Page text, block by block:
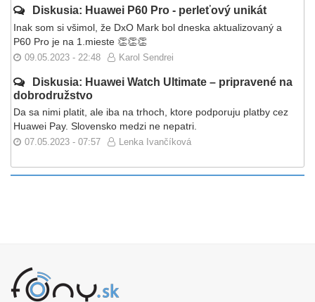
Diskusia: Huawei P60 Pro - perleťový unikát
Inak som si všimol, že DxO Mark bol dneska aktualizovaný a
P60 Pro je na 1.mieste 👏👏👏
09.05.2023 - 22:48 Karol Sendrei
Diskusia: Huawei Watch Ultimate – pripravené na
dobrodružstvo
Da sa nimi platit, ale iba na trhoch, ktore podporuju platby cez
Huawei Pay. Slovensko medzi ne nepatri.
07.05.2023 - 07:57 Lenka Ivančíková